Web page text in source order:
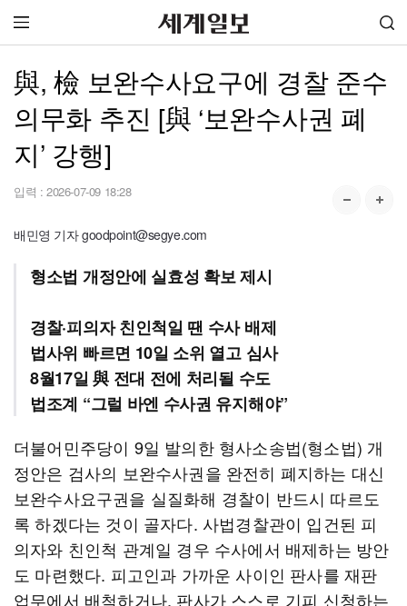
與, 檢 보완수사요구에 경찰 준수
의무화 추진 [與 ‘보완수사권 폐
지’ 강행]
입력 : 2026-07-09 18:28
배민영 기자 goodpoint@segye.com
형소법 개정안에 실효성 확보 제시
경찰·피의자 친인척일 땐 수사 배제
법사위 빠르면 10일 소위 열고 심사
8월17일 與 전대 전에 처리될 수도
법조계 “그럴 바엔 수사권 유지해야”
더불어민주당이 9일 발의한 형사소송법(형소법) 개
정안은 검사의 보완수사권을 완전히 폐지하는 대신
보완수사요구권을 실질화해 경찰이 반드시 따르도
록 하겠다는 것이 골자다. 사법경찰관이 입건된 피
의자와 친인척 관계일 경우 수사에서 배제하는 방안
도 마련했다. 피고인과 가까운 사이인 판사를 재판
업무에서 배척하거나, 판사가 스스로 기피 신청하는